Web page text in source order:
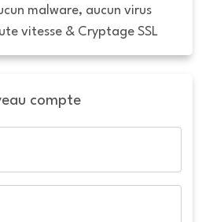
malware, aucun virus
vitesse & Cryptage SSL
compte